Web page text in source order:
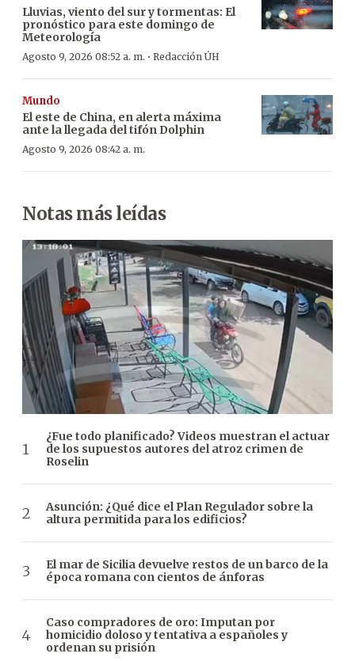
Lluvias, viento del sur y tormentas: El
pronóstico para este domingo de
Meteorología
Agosto 9, 2026 08:52 a. m. · Redacción ÚH
Mundo
El este de China, en alerta máxima
ante la llegada del tifón Dolphin
Agosto 9, 2026 08:42 a. m.
Notas más leídas
¿Fue todo planificado? Videos muestran el actuar
de los supuestos autores del atroz crimen de
Roselin
Asunción: ¿Qué dice el Plan Regulador sobre la
altura permitida para los edificios?
El mar de Sicilia devuelve restos de un barco de la
época romana con cientos de ánforas
Caso compradores de oro: Imputan por
homicidio doloso y tentativa a españoles y
ordenan su prisión